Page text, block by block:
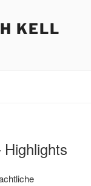
KELL